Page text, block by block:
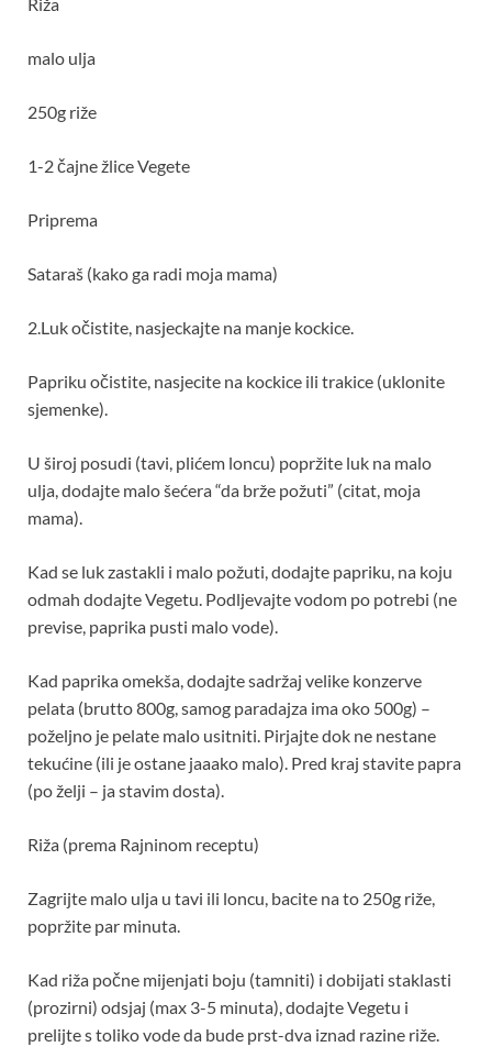
malo ulja
250g riže
1-2 čajne žlice Vegete
Priprema
Sataraš (kako ga radi moja mama)
2.Luk očistite, nasjeckajte na manje kockice.
Papriku očistite, nasjecite na kockice ili trakice (uklonite
sjemenke).
U široj posudi (tavi, plićem loncu) popržite luk na malo
ulja, dodajte malo šećera “da brže požuti” (citat, moja
mama).
Kad se luk zastakli i malo požuti, dodajte papriku, na koju
odmah dodajte Vegetu. Podljevajte vodom po potrebi (ne
previse, paprika pusti malo vode).
Kad paprika omekša, dodajte sadržaj velike konzerve
pelata (brutto 800g, samog paradajza ima oko 500g) –
poželjno je pelate malo usitniti. Pirjajte dok ne nestane
tekućine (ili je ostane jaaako malo). Pred kraj stavite papra
(po želji – ja stavim dosta).
Riža (prema Rajninom receptu)
Zagrijte malo ulja u tavi ili loncu, bacite na to 250g riže,
popržite par minuta.
Kad riža počne mijenjati boju (tamniti) i dobijati staklasti
(prozirni) odsjaj (max 3-5 minuta), dodajte Vegetu i
prelijte s toliko vode da bude prst-dva iznad razine riže.